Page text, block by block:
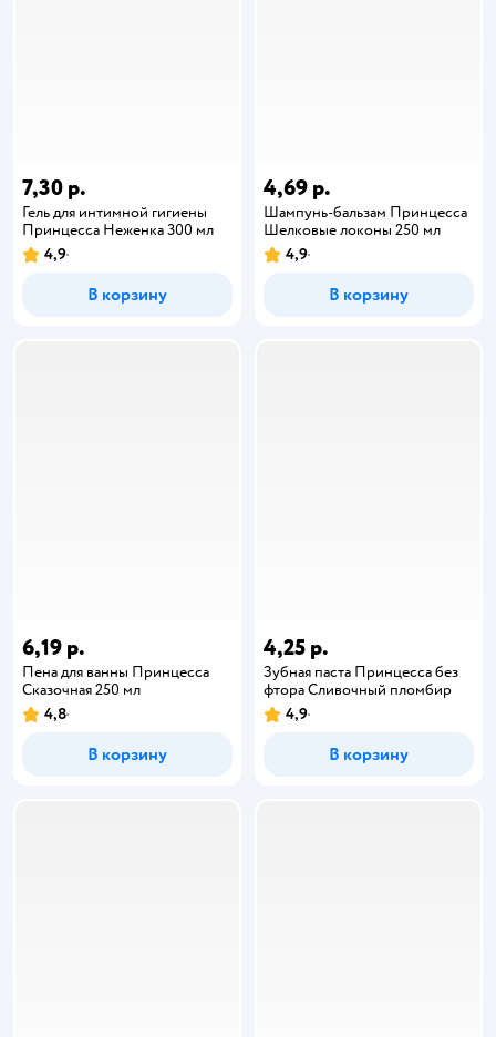
7,30 р.
Гель для интимной гигиены
Принцесса Неженка 300 мл
4,9
В корзину
4,69 р.
Шампунь-бальзам Принцесса
Шелковые локоны 250 мл
4,9
В корзину
6,19 р.
Пена для ванны Принцесса
Сказочная 250 мл
4,8
В корзину
4,25 р.
Зубная паста Принцесса без
фтора Сливочный пломбир
4,9
В корзину